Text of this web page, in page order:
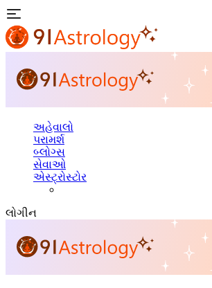
અહેવાલો
પરામર્શ
બ્લોગ્સ
સેવાઓ
એસ્ટ્રોસ્ટોર
લોગીન